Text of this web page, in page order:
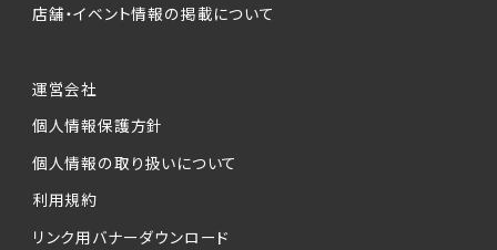
店舗・イベント情報の掲載について
運営会社
個人情報保護方針
個人情報の取り扱いについて
利用規約
リンク用バナーダウンロード